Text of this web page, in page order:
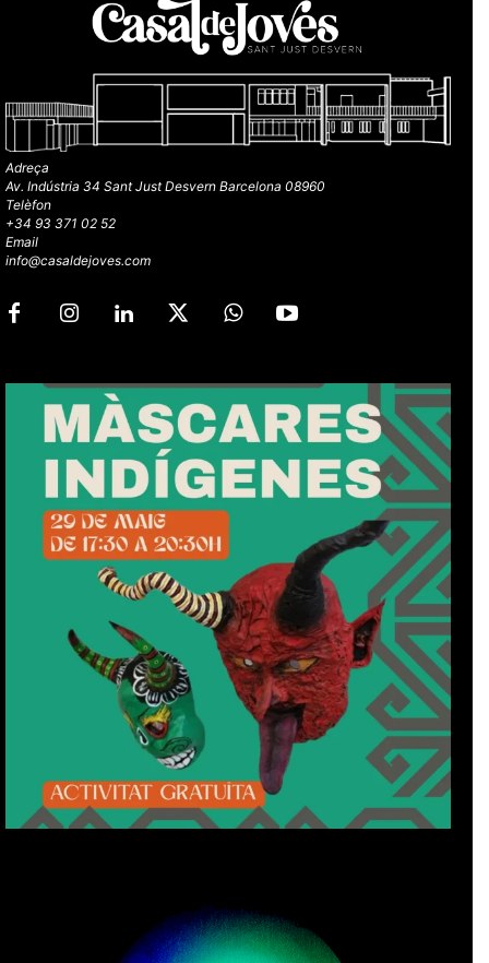
Adreça
Av. Indústria 34 Sant Just Desvern Barcelona 08960
Telèfon
+34 93 371 02 52
Email
info@casaldejoves.com